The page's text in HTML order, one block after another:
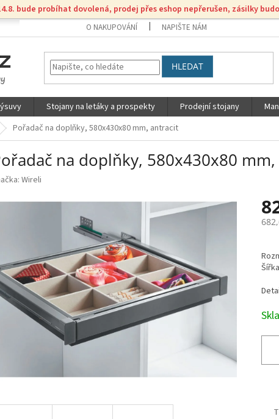
bude probíhat dovolená, prodej přes eshop nepřerušen, zásilky
O NAKUPOVÁNÍ NAPIŠTE NÁM
HLEDAT
Stojany na letáky a prospekty Prodejní stojany
Pořadač na doplňky, 580x430x80 mm, antracit
na doplňky, 580x430x80
Wireli
cena: